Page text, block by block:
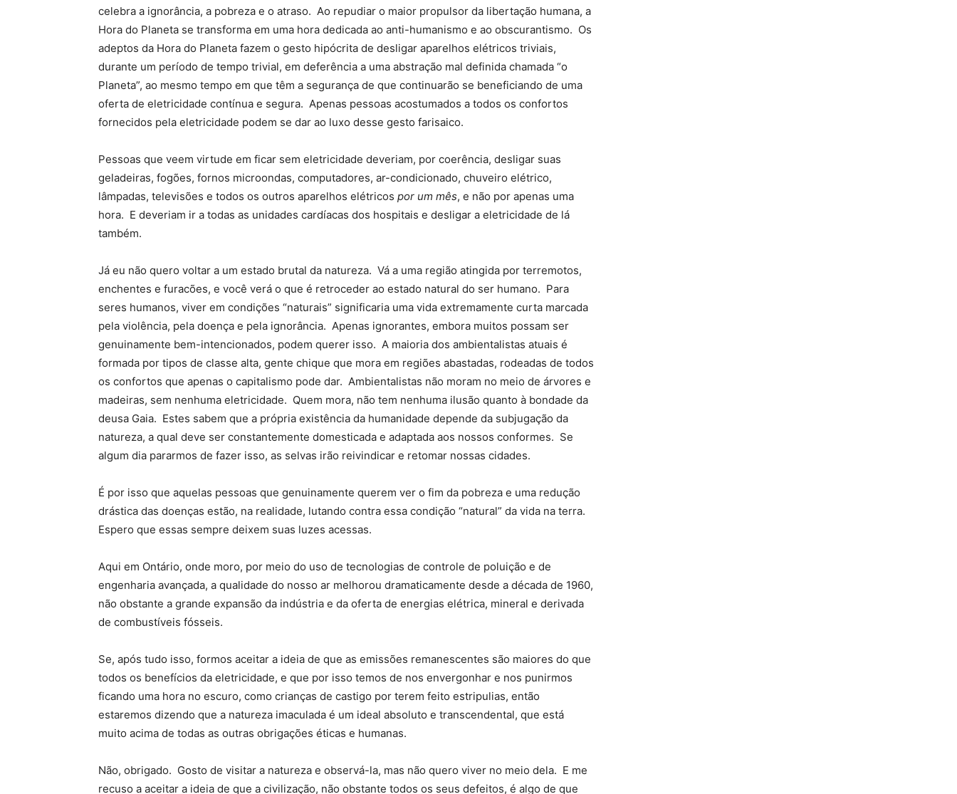
celebra a ignorância, a pobreza e o atraso. Ao repudiar o maior propulsor da libertação humana, a
Hora do Planeta se transforma em uma hora dedicada ao anti-humanismo e ao obscurantismo. Os
adeptos da Hora do Planeta fazem o gesto hipócrita de desligar aparelhos elétricos triviais,
durante um período de tempo trivial, em deferência a uma abstração mal definida chamada “o
Planeta”, ao mesmo tempo em que têm a segurança de que continuarão se beneficiando de uma
oferta de eletricidade contínua e segura. Apenas pessoas acostumados a todos os confortos
fornecidos pela eletricidade podem se dar ao luxo desse gesto farisaico.
Pessoas que veem virtude em ficar sem eletricidade deveriam, por coerência, desligar suas
geladeiras, fogões, fornos microondas, computadores, ar-condicionado, chuveiro elétrico,
lâmpadas, televisões e todos os outros aparelhos elétricos por um mês, e não por apenas uma
hora. E deveriam ir a todas as unidades cardíacas dos hospitais e desligar a eletricidade de lá
também.
Já eu não quero voltar a um estado brutal da natureza. Vá a uma região atingida por terremotos,
enchentes e furacões, e você verá o que é retroceder ao estado natural do ser humano. Para
seres humanos, viver em condições “naturais” significaria uma vida extremamente curta marcada
pela violência, pela doença e pela ignorância. Apenas ignorantes, embora muitos possam ser
genuinamente bem-intencionados, podem querer isso. A maioria dos ambientalistas atuais é
formada por tipos de classe alta, gente chique que mora em regiões abastadas, rodeadas de todos
os confortos que apenas o capitalismo pode dar. Ambientalistas não moram no meio de árvores e
madeiras, sem nenhuma eletricidade. Quem mora, não tem nenhuma ilusão quanto à bondade da
deusa Gaia. Estes sabem que a própria existência da humanidade depende da subjugação da
natureza, a qual deve ser constantemente domesticada e adaptada aos nossos conformes. Se
algum dia pararmos de fazer isso, as selvas irão reivindicar e retomar nossas cidades.
É por isso que aquelas pessoas que genuinamente querem ver o fim da pobreza e uma redução
drástica das doenças estão, na realidade, lutando contra essa condição “natural” da vida na terra.
Espero que essas sempre deixem suas luzes acessas.
Aqui em Ontário, onde moro, por meio do uso de tecnologias de controle de poluição e de
engenharia avançada, a qualidade do nosso ar melhorou dramaticamente desde a década de 1960,
não obstante a grande expansão da indústria e da oferta de energias elétrica, mineral e derivada
de combustíveis fósseis.
Se, após tudo isso, formos aceitar a ideia de que as emissões remanescentes são maiores do que
todos os benefícios da eletricidade, e que por isso temos de nos envergonhar e nos punirmos
ficando uma hora no escuro, como crianças de castigo por terem feito estripulias, então
estaremos dizendo que a natureza imaculada é um ideal absoluto e transcendental, que está
muito acima de todas as outras obrigações éticas e humanas.
Não, obrigado. Gosto de visitar a natureza e observá-la, mas não quero viver no meio dela. E me
recuso a aceitar a ideia de que a civilização, não obstante todos os seus defeitos, é algo de que